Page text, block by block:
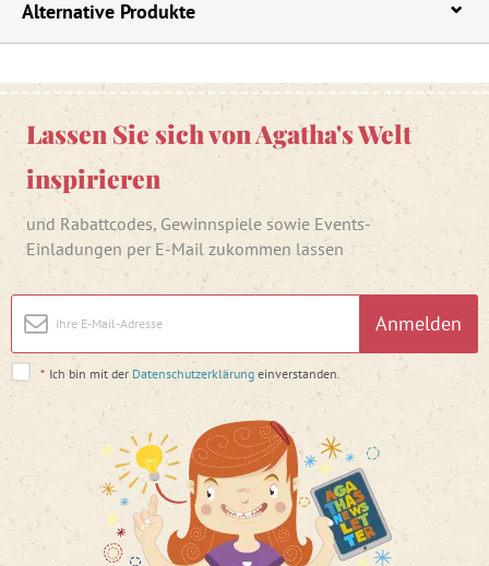
Alternative Produkte
Lassen Sie sich von Agatha's Welt
inspirieren
und Rabattcodes, Gewinnspiele sowie Events-
Einladungen per E-Mail zukommen lassen
Anmelden
* Ich bin mit der Datenschutzerklärung einverstanden.